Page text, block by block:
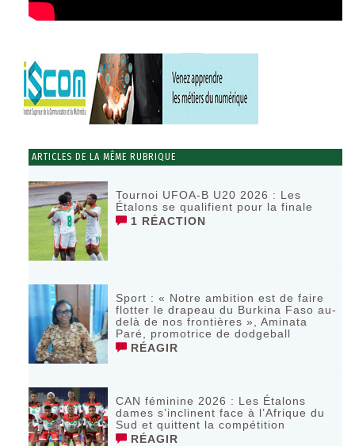
ARTICLES DE LA MÊME RUBRIQUE
Tournoi UFOA-B U20 2026 : Les
Étalons se qualifient pour la finale
1 RÉACTION
Sport : « Notre ambition est de faire
flotter le drapeau du Burkina Faso au-
delà de nos frontières », Aminata
Paré, promotrice de dodgeball
RÉAGIR
CAN féminine 2026 : Les Étalons
dames s’inclinent face à l’Afrique du
Sud et quittent la compétition
RÉAGIR